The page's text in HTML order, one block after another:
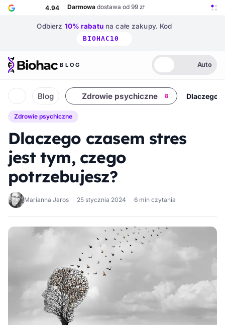
Przejdź do głównej treści
4.94 Darmowa dostawa od 99 zł
Odbierz 10% rabatuna całe zakupy. Kod
BIOHAC10
Biohac – strona główna
BLOG
Ciemny
Auto
Auto
Strona główna
Blog Zdrowie psychiczne 8 Dlaczego
Zdrowie psychiczne
Dlaczego czasem stres
jest tym, czego
potrzebujesz?
Marianna Jaros 25 stycznia 2024 6 min czytania